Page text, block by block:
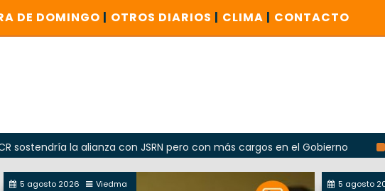
DE DOMINGO | OTROS DIARIOS | CLIMA | CONTACTO
la alianza con JSRN pero con más cargos en el Gobierno
La
5 agosto 2026 Viedma 5 agosto